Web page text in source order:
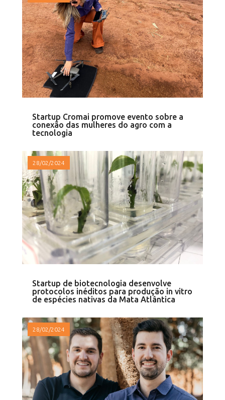
Startup Cromai promove evento sobre a
conexão das mulheres do agro com a
tecnologia
Startup de biotecnologia desenvolve
protocolos inéditos para produção in vitro
de espécies nativas da Mata Atlântica
28/02/2024
28/02/2024